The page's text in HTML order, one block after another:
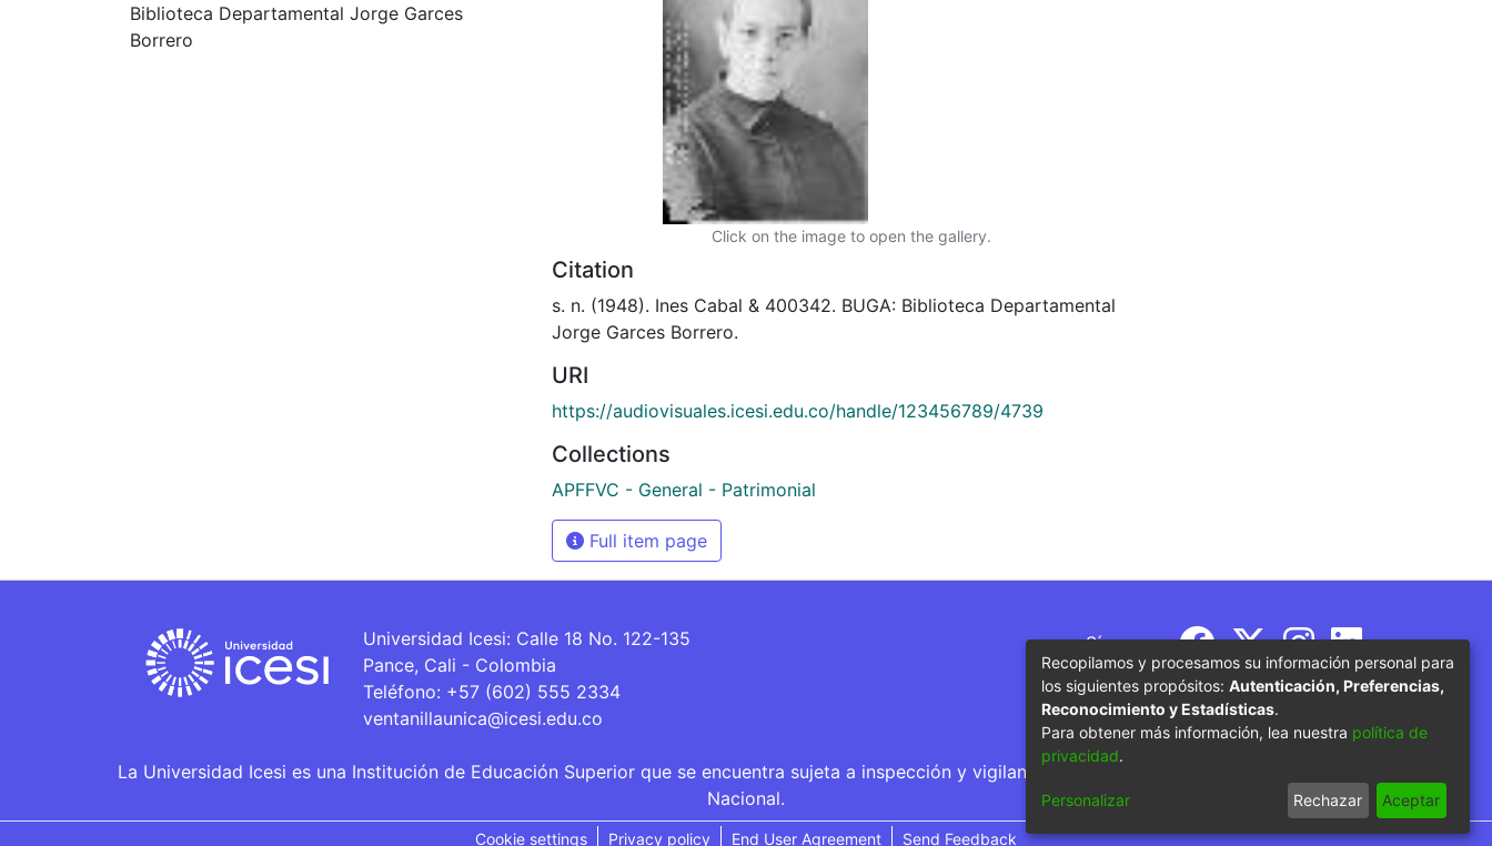
Biblioteca Departamental Jorge Garces
Borrero
Click on the image to open the gallery.
Citation
s. n. (1948). Ines Cabal & 400342. BUGA: Biblioteca Departamental
Jorge Garces Borrero.
URI
https://audiovisuales.icesi.edu.co/handle/123456789/4739
Collections
APFFVC - General - Patrimonial
Full item page
Universidad Icesi: Calle 18 No. 122-135
Pance, Cali - Colombia
Teléfono: +57 (602) 555 2334
ventanillaunica@icesi.edu.co
Síguenos
La Universidad Icesi es una Institución de Educación Superior que se encuentra sujeta a inspección y vigilancia por parte del Ministerio de Educación
Nacional.
Cookie settings Privacy policy End User Agreement Send Feedback
Recopilamos y procesamos su información personal para
los siguientes propósitos: Autenticación, Preferencias,
Reconocimiento y Estadísticas.
Para obtener más información, lea nuestra política de
privacidad.
Personalizar Rechazar Aceptar